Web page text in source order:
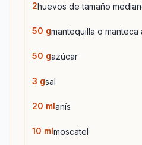
2huevos de tamaño
50 gmantequilla o
50 gazúcar
3 gsal
20 mlanís
10 mlmoscatel